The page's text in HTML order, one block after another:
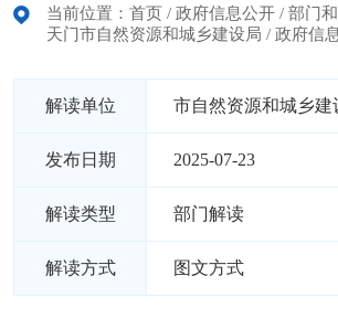
当前位置： 首页 / 政府信息公开 / 部门
天门市自然资源和城乡建设局 / 政府信
解读单位 市自然资源和城乡建
发布日期 2025-07-23
解读类型 部门解读
解读方式 图文方式